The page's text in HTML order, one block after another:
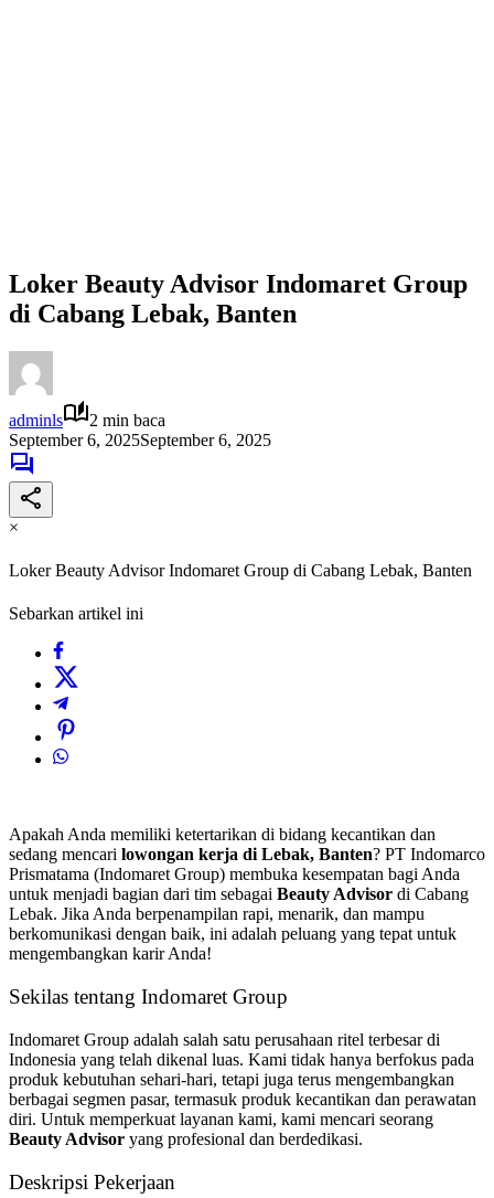
Loker Beauty Advisor Indomaret Group
di Cabang Lebak, Banten
adminls
2 min baca
September 6, 2025September 6, 2025
×
Loker Beauty Advisor Indomaret Group di Cabang Lebak, Banten
Sebarkan artikel ini
Apakah Anda memiliki ketertarikan di bidang kecantikan dan
sedang mencari lowongan kerja di Lebak, Banten? PT Indomarco
Prismatama (Indomaret Group) membuka kesempatan bagi Anda
untuk menjadi bagian dari tim sebagai Beauty Advisor di Cabang
Lebak. Jika Anda berpenampilan rapi, menarik, dan mampu
berkomunikasi dengan baik, ini adalah peluang yang tepat untuk
mengembangkan karir Anda!
Sekilas tentang Indomaret Group
Indomaret Group adalah salah satu perusahaan ritel terbesar di
Indonesia yang telah dikenal luas. Kami tidak hanya berfokus pada
produk kebutuhan sehari-hari, tetapi juga terus mengembangkan
berbagai segmen pasar, termasuk produk kecantikan dan perawatan
diri. Untuk memperkuat layanan kami, kami mencari seorang
Beauty Advisor yang profesional dan berdedikasi.
Deskripsi Pekerjaan